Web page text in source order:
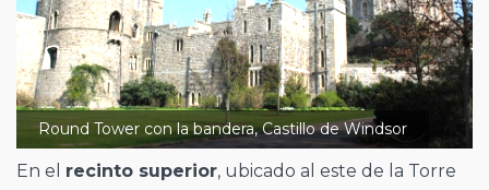
Round Tower con la bandera, Castillo de Windsor
En el recinto superior, ubicado al este de la Torre